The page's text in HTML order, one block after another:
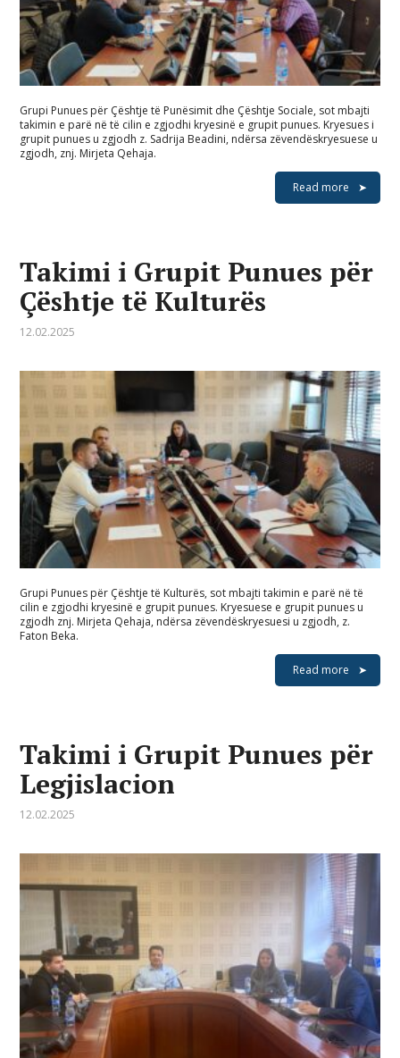
Grupi Punues për Çështje të Punësimit dhe Çështje Sociale, sot mbajti
takimin e parë në të cilin e zgjodhi kryesinë e grupit punues. Kryesues i
grupit punues u zgjodh z. Sadrija Beadini, ndërsa zëvendëskryesuese u
zgjodh, znj. Mirjeta Qehaja.
Read more
Takimi i Grupit Punues për
Çështje të Kulturës
12.02.2025
Grupi Punues për Çështje të Kulturës, sot mbajti takimin e parë në të
cilin e zgjodhi kryesinë e grupit punues. Kryesuese e grupit punues u
zgjodh znj. Mirjeta Qehaja, ndërsa zëvendëskryesuesi u zgjodh, z.
Faton Beka.
Read more
Takimi i Grupit Punues për
Legjislacion
12.02.2025